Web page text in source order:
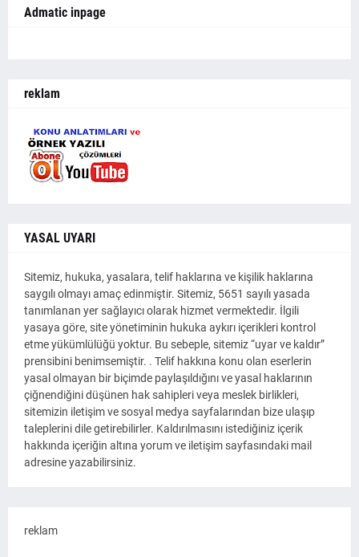
Admatic inpage
reklam
YASAL UYARI
Sitemiz, hukuka, yasalara, telif haklarına ve kişilik haklarına
saygılı olmayı amaç edinmiştir. Sitemiz, 5651 sayılı yasada
tanımlanan yer sağlayıcı olarak hizmet vermektedir. İlgili
yasaya göre, site yönetiminin hukuka aykırı içerikleri kontrol
etme yükümlülüğü yoktur. Bu sebeple, sitemiz “uyar ve kaldır”
prensibini benimsemiştir. . Telif hakkına konu olan eserlerin
yasal olmayan bir biçimde paylaşıldığını ve yasal haklarının
çiğnendiğini düşünen hak sahipleri veya meslek birlikleri,
sitemizin iletişim ve sosyal medya sayfalarından bize ulaşıp
taleplerini dile getirebilirler. Kaldırılmasını istediğiniz içerik
hakkında içeriğin altına yorum ve iletişim sayfasındaki mail
adresine yazabilirsiniz.
reklam